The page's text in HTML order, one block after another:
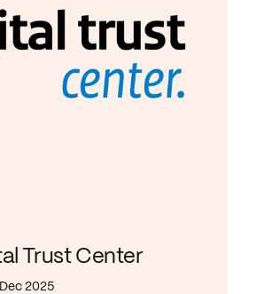
Trust Center
2025